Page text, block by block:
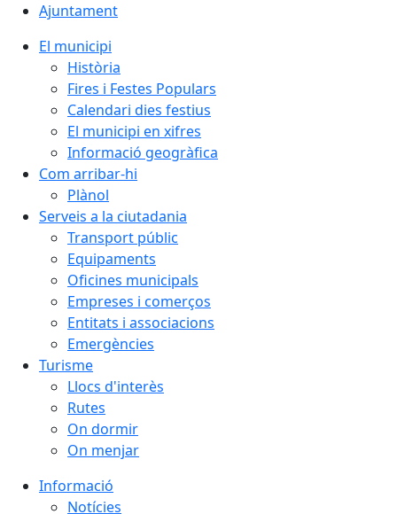
Ajuntament
El municipi
Història
Fires i Festes Populars
Calendari dies festius
El municipi en xifres
Informació geogràfica
Com arribar-hi
Plànol
Serveis a la ciutadania
Transport públic
Equipaments
Oficines municipals
Empreses i comerços
Entitats i associacions
Emergències
Turisme
Llocs d'interès
Rutes
On dormir
On menjar
Informació
Notícies